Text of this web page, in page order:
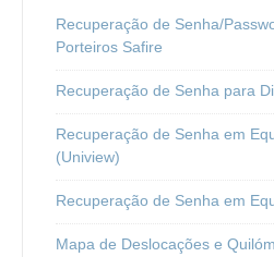
Recuperação de Senha/
Porteiros Safire
Recuperação de Senha para
Recuperação de Senha em
(Uniview)
Recuperação de Senha em
Mapa de Deslocações e